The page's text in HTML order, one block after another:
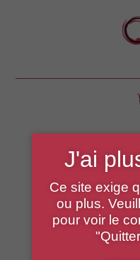
J'ai
Ce site exige
ou plus.
pour voir le